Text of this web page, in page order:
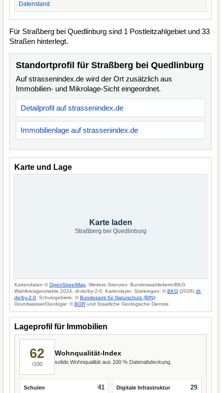
Datenstand
Für Straßberg bei Quedlinburg sind 1 Postleitzahlgebiet und 33
Straßen hinterlegt.
Standortprofil für Straßberg bei Quedlinburg
Auf strassenindex.de wird der Ort zusätzlich aus
Immobilien- und Mikrolage-Sicht eingeordnet.
Detailprofil auf strassenindex.de
Immobilienlage auf strassenindex.de
Karte und Lage
Karte laden
Straßberg bei Quedlinburg
Kartendaten ©OpenStreetMap . Weitere Grenzen: Bundeswahlleiterin/BKG
Wahlkreisgeometrie 2024, dl-de/by-2-0. Kartenlayer: Starkregen: ©BKG (2026) dl-
de/by-2-0; Schutzgebiete: ©Bundesamt für Naturschutz (BfN);
Grundwasser/Geologie: ©BGR und Staatliche Geologische Dienste.
Lageprofil für Immobilien
62
/100
Wohnqualität-Index
solide Wohnqualität aus 100 % Datenabdeckung.
Schulen 41 Digitale Infrastruktur 29